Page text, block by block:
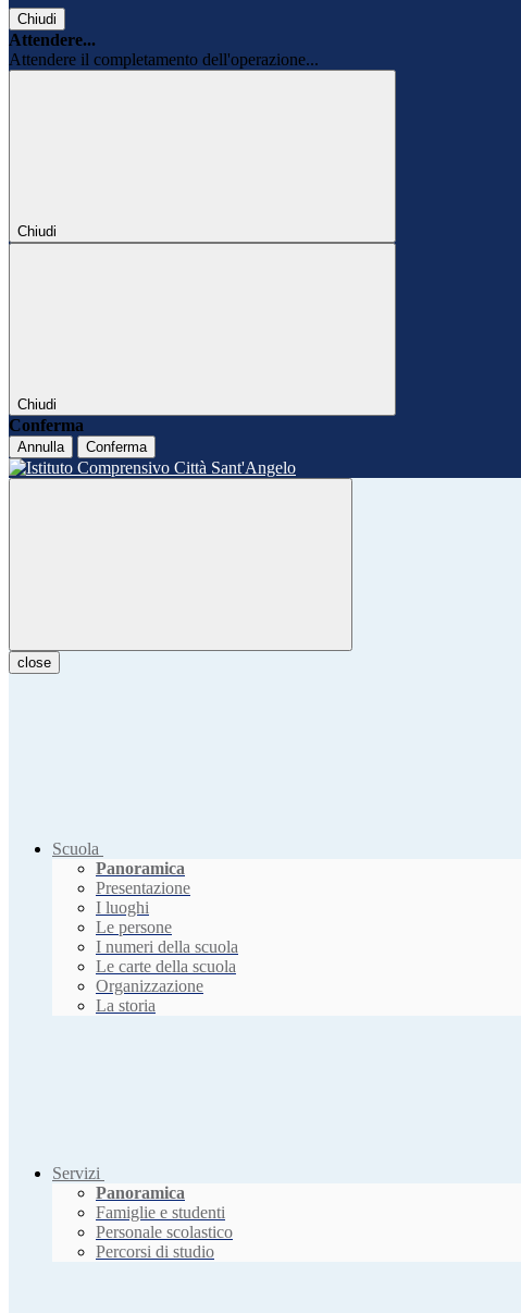
Chiudi
Attendere...
Attendere il completamento dell'operazione...
Chiudi
Chiudi
Conferma
Annulla Conferma
close
Scuola
Panoramica
Presentazione
I luoghi
Le persone
I numeri della scuola
Le carte della scuola
Organizzazione
La storia
Servizi
Panoramica
Famiglie e studenti
Personale scolastico
Percorsi di studio